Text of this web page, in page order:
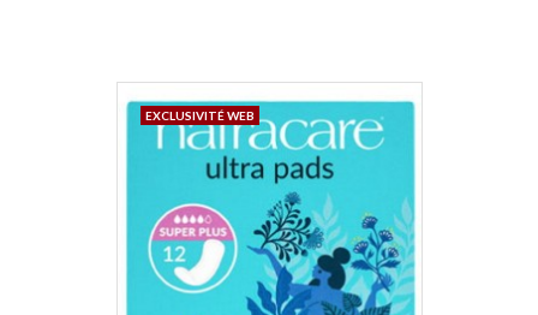
EXCLUSIVITÉ WEB